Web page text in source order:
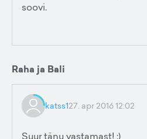
soovi.
Raha ja Bali
katss127. apr 2016 12:02
Suur tänu vastamast! :)